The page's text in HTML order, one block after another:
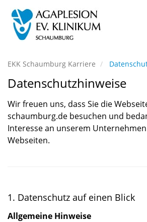
EKK Schaumburg Karriere
Datenschutzhinweise
Wir freuen uns, dass Sie die
schaumburg.de besuchen und
Interesse an unserem
Webseiten.
1. Datenschutz auf einen Blick
Allgemeine Hinweise